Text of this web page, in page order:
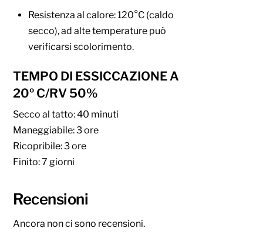
Resistenza al calore: 120°C (caldo
secco), ad alte temperature può
verificarsi scolorimento.
TEMPO DI ESSICCAZIONE A
20º C/RV 50%
Secco al tatto: 40 minuti
Maneggiabile: 3 ore
Ricopribile: 3 ore
Finito: 7 giorni
Recensioni
Ancora non ci sono recensioni.